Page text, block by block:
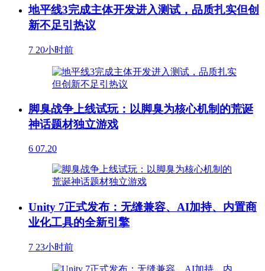
地平线3完成主体开发进入测试，品质扎实但创
新不足引热议
7 20小时前
脚臭战争上线试玩：以脚臭为核心机制的荒诞
神话题材独立游戏
6 07.20
Unity 7正式发布：无缝兼容、AI加持、内置商
业化工具的全新引擎
7 23小时前